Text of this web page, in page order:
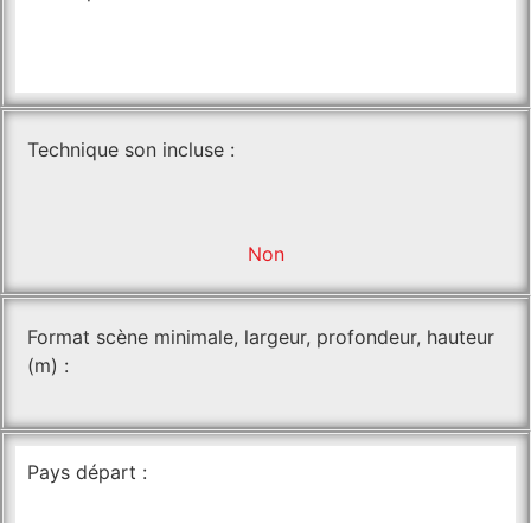
Technique son incluse :
Non
Format scène minimale, largeur, profondeur, hauteur
(m) :
Pays départ :